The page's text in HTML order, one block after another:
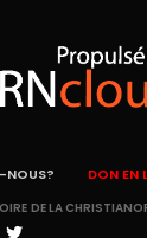
NOUS? DON EN
DE LA